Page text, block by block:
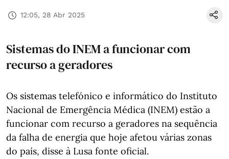
12:05, 28 Abr 2025
Sistemas do INEM a funcionar com
recurso a geradores
Os sistemas telefónico e informático do Instituto
Nacional de Emergência Médica (INEM) estão a
funcionar com recurso a geradores na sequência
da falha de energia que hoje afetou várias zonas
do país, disse à Lusa fonte oficial.